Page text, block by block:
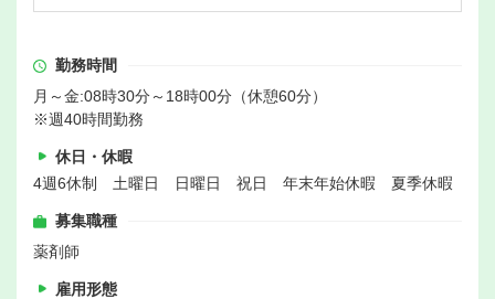
勤務時間
月～金:08時30分～18時00分（休憩60分）
※週40時間勤務
休日・休暇
4週6休制 土曜日 日曜日 祝日 年末年始休暇 夏季休暇
募集職種
薬剤師
雇用形態